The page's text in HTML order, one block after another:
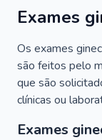
Exames
Os exames
são feitos pelo
que são
clínicas ou
Exames